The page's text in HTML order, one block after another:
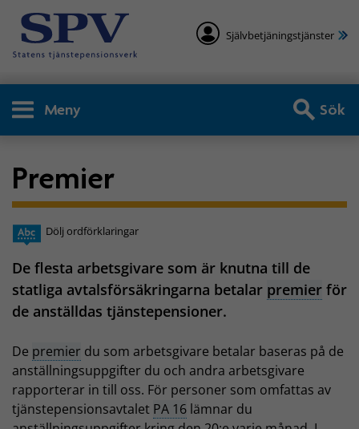
Självbetjäningstjänster
Meny Sök
Premier
Dölj ordförklaringar
De flesta arbetsgivare som är knutna till de
statliga avtalsförsäkringarna betalar premier för
de anställdas tjänstepensioner.
De premier du som arbetsgivare betalar baseras på de
anställningsuppgifter du och andra arbetsgivare
rapporterar in till oss. För personer som omfattas av
tjänstepensionsavtalet PA 16 lämnar du